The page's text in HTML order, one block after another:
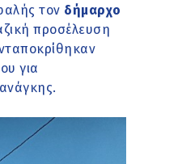
τον δήμαρχο
προσέλευση
για